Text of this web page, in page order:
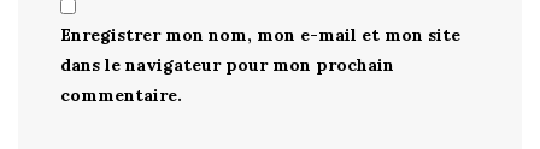
Enregistrer mon nom, mon e-mail et mon site
dans le navigateur pour mon prochain
commentaire.